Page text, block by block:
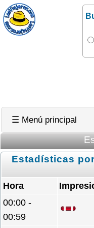
☰ Menú principal
Estadísticas
Hora
00:00 -
00:59